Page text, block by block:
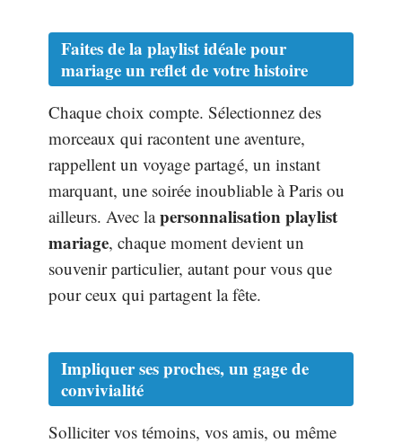
Faites de la playlist idéale pour
mariageun reflet de votre histoire
Chaque choix compte. Sélectionnez des
morceaux qui racontent une aventure,
rappellent un voyage partagé, un instant
marquant, une soirée inoubliable à Paris ou
ailleurs. Avec lapersonnalisation playlist
mariage, chaque moment devient un
souvenir particulier, autant pour vous que
pour ceux qui partagent la fête.
Impliquer ses proches, un gage de
convivialité
Solliciter vos témoins, vos amis, ou même